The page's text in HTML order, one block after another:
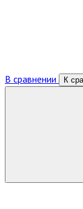
В сравнении К